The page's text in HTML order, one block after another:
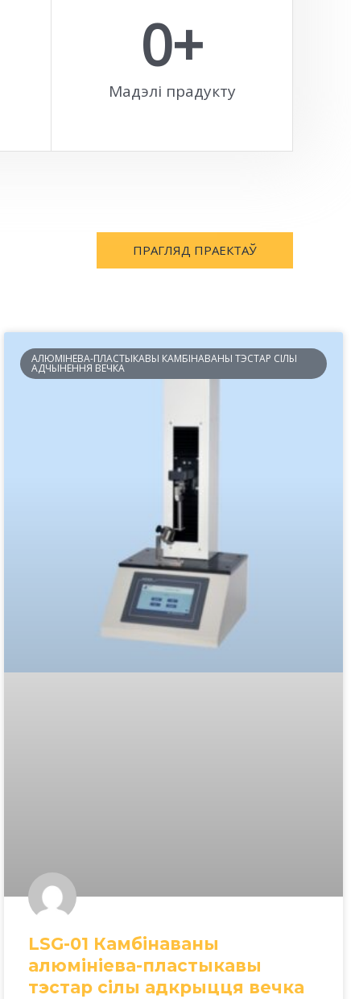
Мадэлі прадукту
0+
ПРАГЛЯД ПРАЕКТАЎ
АЛЮМІНЕВА-ПЛАСТЫКАВЫ КАМБІНАВАНЫ ТЭСТАР СІЛЫ
АДЧЫНЕННЯ ВЕЧКА
LSG-01 Камбінаваны
алюмініева-пластыкавы
тэстар сілы адкрыцця вечка